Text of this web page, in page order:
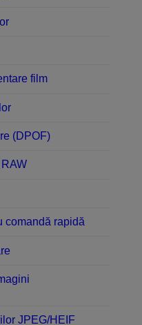
film
(DPOF)
comandă rapidă
JPEG/HEIF